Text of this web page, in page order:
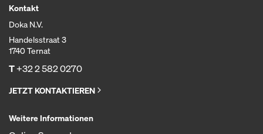
Kontakt
Doka N.V.
Handelsstraat 3
1740 Ternat
T+32 2 582 0270
JETZT KONTAKTIEREN
Weitere Informationen